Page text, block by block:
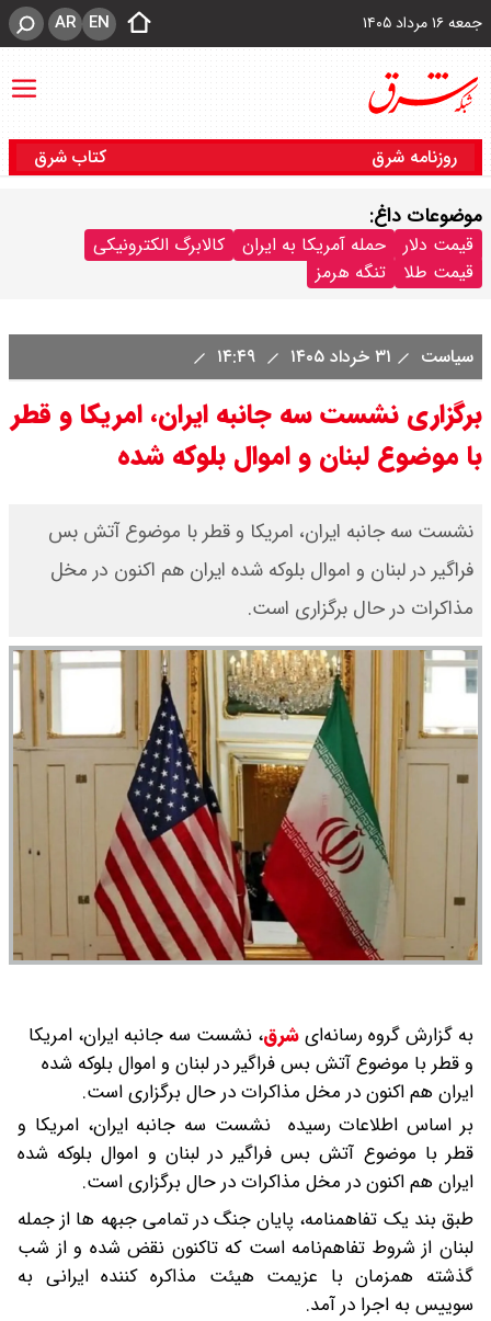
جمعه ۱۶ مرداد ۱۴۰۵ EN
AR
روزنامه شرق کتاب شرق
موضوعات داغ:
قیمت دلار حمله آمریکا به ایران
کالابرگ الکترونیکی
قیمت طلا
تنگه هرمز
سیاست ۳۱ خرداد ۱۴۰۵
برگزاری نشست سه جانبه ایران، امریکا و قطر
با موضوع لبنان و اموال بلوکه شده
​نشست سه جانبه ایران، امریکا و قطر با موضوع آتش بس
فراگیر در لبنان و اموال بلوکه شده ایران هم اکنون در مخل
مذاکرات در حال برگزاری است.
به گزارش گروه رسانه‌ایشرق، نشست سه جانبه ایران، امریکا
و قطر با موضوع آتش بس فراگیر در لبنان و اموال بلوکه شده
ایران هم اکنون در مخل مذاکرات در حال برگزاری است.
بر اساس اطلاعات رسیده نشست سه جانبه ایران، امریکا و
قطر با موضوع آتش بس فراگیر در لبنان و اموال بلوکه شده
ایران هم اکنون در مخل مذاکرات در حال برگزاری است.
طبق بند یک تفاهمنامه، پایان جنگ در تمامی جبهه ها از جمله
لبنان از شروط تفاهم‌نامه است که تاکنون نقض شده و از شب
گذشته همزمان با عزیمت هیئت مذاکره کننده ایرانی به
سوییس به اجرا در آمد.